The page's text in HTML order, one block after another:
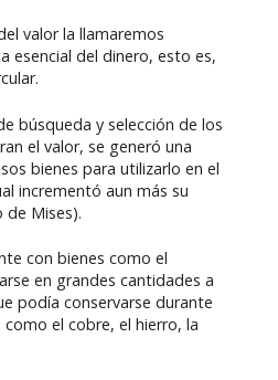
valor la llamaremos
esencial del dinero, esto es,
búsqueda y selección de los
el valor, se generó una
bienes para utilizarlo en el
incrementó aun más su
de Mises).
con bienes como el
en grandes cantidades a
podía conservarse durante
el cobre, el hierro, la